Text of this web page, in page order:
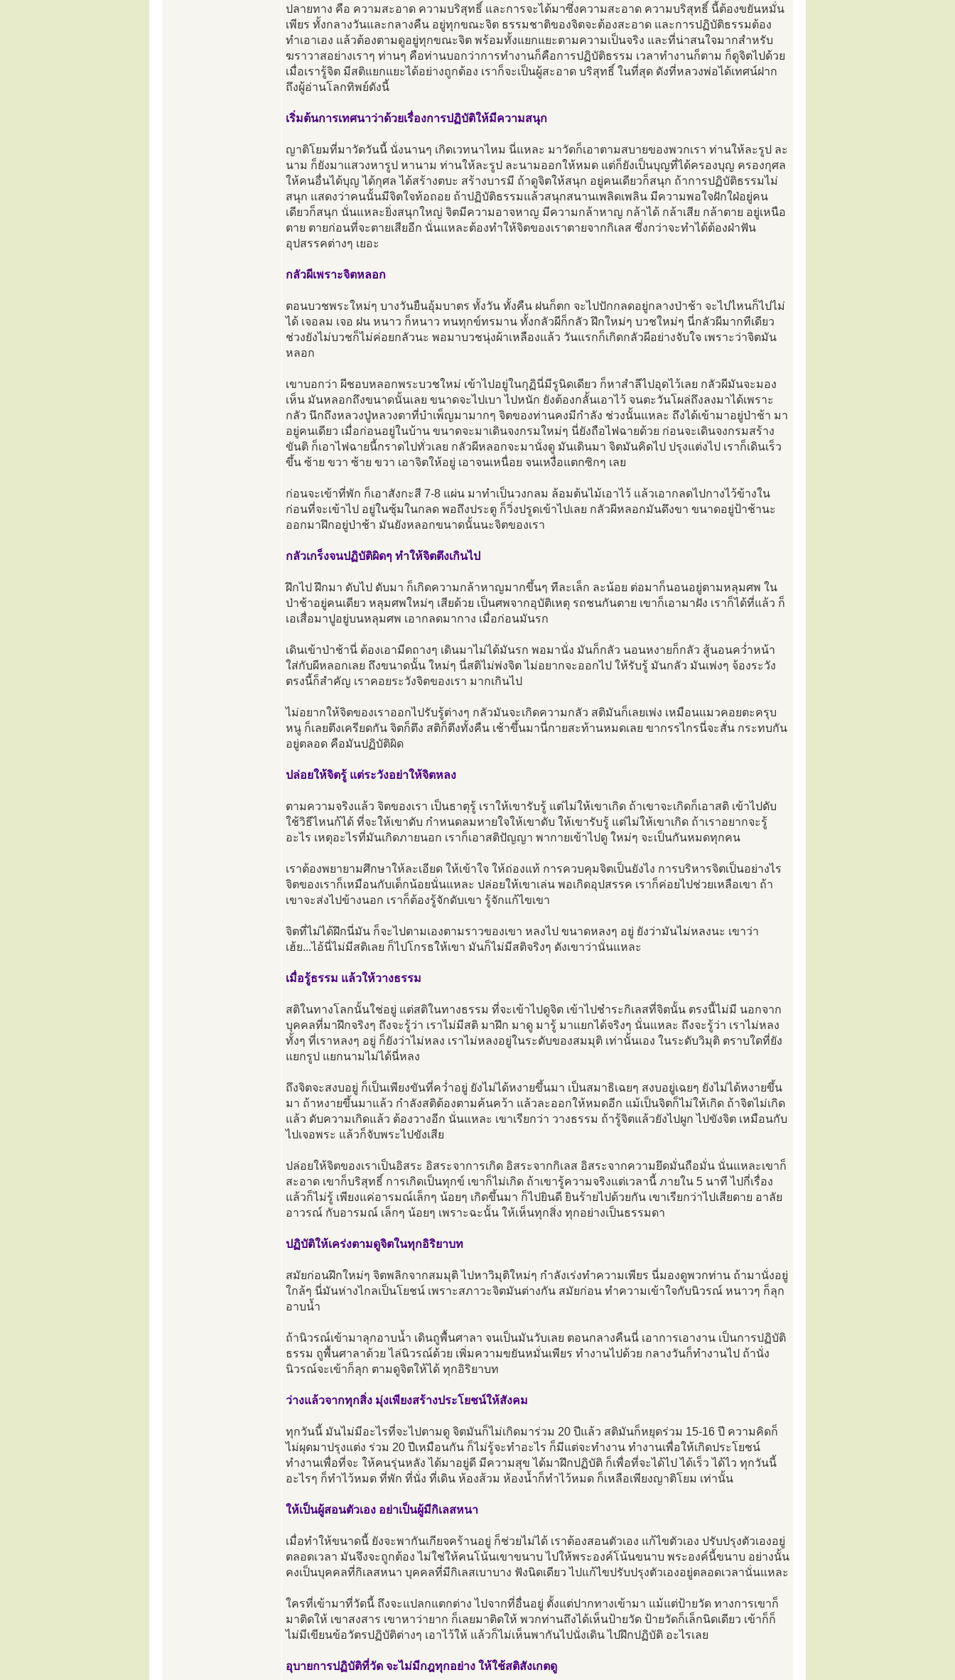
ปลายทาง คือ ความสะอาด ความบริสุทธิ์ และการจะได้มาซึ่งความสะอาด ความบริสุทธิ์ นี้ต้องขยันหมั่น
เพียร ทั้งกลางวันและกลางคืน อยู่ทุกขณะจิต ธรรมชาติของจิตจะต้องสะอาด และการปฏิบัติธรรมต้อง
ทำเอาเอง แล้วต้องตามดูอยู่ทุกขณะจิต พร้อมทั้งแยกแยะตามความเป็นจริง และที่น่าสนใจมากสำหรับ
ฆราวาสอย่างเราๆ ท่านๆ คือท่านบอกว่าการทำงานก็คือการปฏิบัติธรรม เวลาทำงานก็ตาม ก็ดูจิตไปด้วย
เมื่อเรารู้จิต มีสติแยกแยะได้อย่างถูกต้อง เราก็จะเป็นผู้สะอาด บริสุทธิ์ ในที่สุด ดังที่หลวงพ่อได้เทศน์ฝาก
ถึงผู้อ่านโลกทิพย์ดังนี้
เริ่มต้นการเทศนาว่าด้วยเรื่องการปฏิบัติให้มีความสนุก
ญาติโยมที่มาวัดวันนี้ นั่งนานๆ เกิดเวทนาไหม นี่แหละ มาวัดก็เอาตามสบายของพวกเรา ท่านให้ละรูป ละ
นาม ก็ยังมาแสวงหารูป หานาม ท่านให้ละรูป ละนามออกให้หมด แต่ก็ยังเป็นบุญที่ได้ครองบุญ ครองกุศล
ให้คนอื่นได้บุญ ได้กุศล ได้สร้างตบะ สร้างบารมี ถ้าดูจิตให้สนุก อยู่คนเดียวก็สนุก ถ้าการปฏิบัติธรรมไม่
สนุก แสดงว่าคนนั้นมีจิตใจท้อถอย ถ้าปฏิบัติธรรมแล้วสนุกสนานเพลิดเพลิน มีความพอใจฝักใฝ่อยู่คน
เดียวก็สนุก นั่นแหละยิ่งสนุกใหญ่ จิตมีความอาจหาญ มีความกล้าหาญ กล้าได้ กล้าเสีย กล้าตาย อยู่เหนือ
ตาย ตายก่อนที่จะตายเสียอีก นั่นแหละต้องทำให้จิตของเราตายจากกิเลส ซึ่งกว่าจะทำได้ต้องฝ่าฟัน
อุปสรรคต่างๆ เยอะ
กลัวผีเพราะจิตหลอก
ตอนบวชพระใหม่ๆ บางวันยืนอุ้มบาตร ทั้งวัน ทั้งคืน ฝนก็ตก จะไปปักกลดอยู่กลางป่าช้า จะไปไหนก็ไปไม่
ได้ เจอลม เจอ ฝน หนาว ก็หนาว ทนทุกข์ทรมาน ทั้งกลัวผีก็กลัว ฝึกใหม่ๆ บวชใหม่ๆ นี่กลัวผีมากทีเดียว
ช่วงยังไม่บวชก็ไม่ค่อยกลัวนะ พอมาบวชนุ่งผ้าเหลืองแล้ว วันแรกก็เกิดกลัวผีอย่างจับใจ เพราะว่าจิตมัน
หลอก
เขาบอกว่า ผีชอบหลอกพระบวชใหม่ เข้าไปอยู่ในกุฏินี่มีรูนิดเดียว ก็หาสำลีไปอุดไว้เลย กลัวผีมันจะมอง
เห็น มันหลอกถึงขนาดนั้นเลย ขนาดจะไปเบา ไปหนัก ยังต้องกลั้นเอาไว้ จนตะวันโผล่ถึงลงมาได้เพราะ
กลัว นึกถึงหลวงปู่หลวงตาที่บำเพ็ญมามากๆ จิตของท่านคงมีกำลัง ช่วงนั้นแหละ ถึงได้เข้ามาอยู่ป่าช้า มา
อยู่คนเดียว เมื่อก่อนอยู่ในบ้าน ขนาดจะมาเดินจงกรมใหม่ๆ นี่ยังถือไฟฉายด้วย ก่อนจะเดินจงกรมสร้าง
ขันติ ก็เอาไฟฉายนี้กราดไปทั่วเลย กลัวผีหลอกจะมานั่งดู มันเดินมา จิตมันคิดไป ปรุงแต่งไป เราก็เดินเร็ว
ขึ้น ซ้าย ขวา ซ้าย ขวา เอาจิตให้อยู่ เอาจนเหนื่อย จนเหงื่อแตกซิกๆ เลย
ก่อนจะเข้าที่พัก ก็เอาสังกะสี 7-8 แผ่น มาทำเป็นวงกลม ล้อมต้นไม้เอาไว้ แล้วเอากลดไปกางไว้ข้างใน
ก่อนที่จะเข้าไป อยู่ในซุ้มในกลด พอถึงประตู ก็วิ่งปรูดเข้าไปเลย กลัวผีหลอกมันดึงขา ขนาดอยู่ป้าช้านะ
ออกมาฝึกอยู่ป่าช้า มันยังหลอกขนาดนั้นนะจิตของเรา
กลัวเกร็งจนปฏิบัติผิดๆ ทำให้จิตตึงเกินไป
ฝึกไป ฝึกมา ดับไป ดับมา ก็เกิดความกล้าหาญมากขึ้นๆ ทีละเล็ก ละน้อย ต่อมาก็นอนอยู่ตามหลุมศพ ใน
ป่าช้าอยู่คนเดียว หลุมศพใหม่ๆ เสียด้วย เป็นศพจากอุบัติเหตุ รถชนกันตาย เขาก็เอามาฝัง เราก็ได้ที่แล้ว ก็
เอเสื่อมาปูอยู่บนหลุมศพ เอากลดมากาง เมื่อก่อนมันรก
เดินเข้าป่าช้านี่ ต้องเอามีดถางๆ เดินมาไม่ได้มันรก พอมานั่ง มันก็กลัว นอนหงายก็กลัว สู้นอนคว่ำหน้า
ใส่กับผีหลอกเลย ถึงขนาดนั้น ใหม่ๆ นี่สติไม่พ่งจิต ไม่อยากจะออกไป ให้รับรู้ มันกลัว มันเพ่งๆ จ้องระวัง
ตรงนี้ก็สำคัญ เราคอยระวังจิตของเรา มากเกินไป
ไม่อยากให้จิตของเราออกไปรับรู้ต่างๆ กลัวมันจะเกิดความกลัว สติมันก็เลยเพ่ง เหมือนแมวคอยตะครุบ
หนู ก็เลยตึงเครียดกัน จิตก็ตึง สติก็ตึงทั้งคืน เช้าขึ้นมานี่กายสะท้านหมดเลย ขากรรไกรนี่จะสั่น กระทบกัน
อยู่ตลอด คือมันปฏิบัติผิด
ปล่อยให้จิตรู้ แต่ระวังอย่าให้จิตหลง
ตามความจริงแล้ว จิตของเรา เป็นธาตุรู้ เราให้เขารับรู้ แต่ไม่ให้เขาเกิด ถ้าเขาจะเกิดก็เอาสติ เข้าไปดับ
ใช้วิธีไหนก้ได้ ที่จะให้เขาดับ กำหนดลมหายใจให้เขาดับ ให้เขารับรู้ แต่ไม่ให้เขาเกิด ถ้าเราอยากจะรู้
อะไร เหตุอะไรที่มันเกิดภายนอก เราก็เอาสติปัญญา พากายเข้าไปดู ใหม่ๆ จะเป็นกันหมดทุกคน
เราต้องพยายามศึกษาให้ละเอียด ให้เข้าใจ ให้ถ่องแท้ การควบคุมจิตเป็นยังไง การบริหารจิตเป็นอย่างไร
จิตของเราก็เหมือนกับเด็กน้อยนั่นแหละ ปล่อยให้เขาเล่น พอเกิดอุปสรรค เราก็ค่อยไปช่วยเหลือเขา ถ้า
เขาจะส่งไปข้างนอก เราก็ต้องรู้จักดับเขา รู้จักแก้ไขเขา
จิตที่ไม่ได้ฝึกนี่มัน ก็จะไปตามเองตามราวของเขา หลงไป ขนาดหลงๆ อยู่ ยังว่ามันไม่หลงนะ เขาว่า
เฮ้ย...ไอ้นี่ไม่มีสติเลย ก็ไปโกรธให้เขา มันก็ไม่มีสติจริงๆ ดังเขาว่านั่นแหละ
เมื่อรู้ธรรม แล้วให้วางธรรม
สติในทางโลกนั้นใช่อยู่ แต่สติในทางธรรม ที่จะเข้าไปดูจิต เข้าไปชำระกิเลสที่จิตนั้น ตรงนี้ไม่มี นอกจาก
บุคคลที่มาฝึกจริงๆ ถึงจะรู้ว่า เราไม่มีสติ มาฝึก มาดู มารู้ มาแยกได้จริงๆ นั่นแหละ ถึงจะรู้ว่า เราไม่หลง
ทั้งๆ ที่เราหลงๆ อยู่ ก็ยังว่าไม่หลง เราไม่หลงอยู่ในระดับของสมมุติ เท่านั้นเอง ในระดับวิมุติ ตราบใดที่ยัง
แยกรูป แยกนามไม่ได้นี่หลง
ถึงจิตจะสงบอยู่ ก็เป็นเพียงขันที่คว่ำอยู่ ยังไม่ได้หงายขึ้นมา เป็นสมาธิเฉยๆ สงบอยู่เฉยๆ ยังไม่ได้หงายขึ้น
มา ถ้าหงายขึ้นมาแล้ว กำลังสติต้องตามค้นคว้า แล้วละออกให้หมดอีก แม้เป็นจิตก็ไม่ให้เกิด ถ้าจิตไม่เกิด
แล้ว ดับความเกิดแล้ว ต้องวางอีก นั่นแหละ เขาเรียกว่า วางธรรม ถ้ารู้จิตแล้วยังไปผูก ไปขังจิต เหมือนกับ
ไปเจอพระ แล้วก็จับพระไปขังเสีย
ปล่อยให้จิตของเราเป็นอิสระ อิสระจาการเกิด อิสระจากกิเลส อิสระจากความยึดมั่นถือมั่น นั่นแหละเขาก็
สะอาด เขาก็บริสุทธิ์ การเกิดเป็นทุกข์ เขาก็ไม่เกิด ถ้าเขารู้ความจริงแต่เวลานี้ ภายใน 5 นาที ไปกี่เรื่อง
แล้วก็ไม่รู้ เพียงแค่อารมณ์เล็กๆ น้อยๆ เกิดขึ้นมา ก็ไปยินดี ยินร้ายไปด้วยกัน เขาเรียกว่าไปเสียดาย อาลัย
อาวรณ์ กับอารมณ์ เล็กๆ น้อยๆ เพราะฉะนั้น ให้เห็นทุกสิ่ง ทุกอย่างเป็นธรรมดา
ปฏิบัติให้เคร่งตามดูจิตในทุกอิริยาบท
สมัยก่อนฝึกใหม่ๆ จิตพลิกจากสมมุติ ไปหาวิมุติใหม่ๆ กำลังเร่งทำความเพียร นี่มองดูพวกท่าน ถ้ามานั่งอยู่
ใกล้ๆ นี่มันห่างไกลเป็นโยชน์ เพราะสภาวะจิตมันต่างกัน สมัยก่อน ทำความเข้าใจกับนิวรณ์ หนาวๆ ก็ลุก
อาบน้ำ
ถ้านิวรณ์เข้ามาลุกอาบน้ำ เดินถูพื้นศาลา จนเป็นมันวับเลย ตอนกลางคืนนี่ เอาการเอางาน เป็นการปฏิบัติ
ธรรม ถูพื้นศาลาด้วย ไล่นิวรณ์ด้วย เพิ่มความขยันหมั่นเพียร ทำงานไปด้วย กลางวันก็ทำงานไป ถ้านั่ง
นิวรณ์จะเข้าก็ลุก ตามดูจิตให้ได้ ทุกอิริยาบท
ว่างแล้วจากทุกสิ่ง มุ่งเพียงสร้างประโยชน์ให้สังคม
ทุกวันนี้ มันไม่มีอะไรที่จะไปตามดู จิตมันก็ไม่เกิดมาร่วม 20 ปีแล้ว สติมันก็หยุดร่วม 15-16 ปี ความคิดก็
ไม่ผุดมาปรุงแต่ง ร่วม 20 ปีเหมือนกัน ก็ไม่รู้จะทำอะไร ก็มีแต่จะทำงาน ทำงานเพื่อให้เกิดประโยชน์
ทำงานเพื่อที่จะ ให้คนรุ่นหลัง ได้มาอยู่ดี มีความสุข ได้มาฝึกปฏิบัติ ก็เพื่อที่จะได้ไป ได้เร็ว ได้ไว ทุกวันนี้
อะไรๆ ก็ทำไว้หมด ที่พัก ที่นั่ง ที่เดิน ห้องส้วม ห้องน้ำก็ทำไว้หมด ก็เหลือเพียงญาติโยม เท่านั้น
ให้เป็นผู้สอนตัวเอง อย่าเป็นผู้มีกิเลสหนา
เมื่อทำให้ขนาดนี้ ยังจะพากันเกียจคร้านอยู่ ก็ช่วยไม่ได้ เราต้องสอนตัวเอง แก้ไขตัวเอง ปรับปรุงตัวเองอยู่
ตลอดเวลา มันจึงจะถูกต้อง ไม่ใช่ให้คนโน้นเขาขนาบ ไปให้พระองค์โน้นขนาบ พระองค์นี้ขนาบ อย่างนั้น
คงเป็นบุคคลที่กิเลสหนา บุคคลที่มีกิเลสเบาบาง ฟังนิดเดียว ไปแก้ไขปรับปรุงตัวเองอยู่ตลอดเวลานั่นแหละ
ใครที่เข้ามาที่วัดนี้ ถึงจะแปลกแตกต่าง ไปจากที่อื่นอยู่ ตั้งแต่ปากทางเข้ามา แม้แต่ป้ายวัด ทางการเขาก็
มาติดให้ เขาสงสาร เขาหาว่ายาก ก็เลยมาติดให้ พวกท่านถึงได้เห็นป้ายวัด ป้ายวัดก็เล็กนิดเดียว เข้าก็ก็
ไม่มีเขียนข้อวัตรปฏิบัติต่างๆ เอาไว้ให้ แล้วก็ไม่เห็นพากันไปนั่งเดิน ไปฝึกปฏิบัติ อะไรเลย
อุบายการปฏิบัติที่วัด จะไม่มีกฎทุกอย่าง ให้ใช้สติสังเกตดู